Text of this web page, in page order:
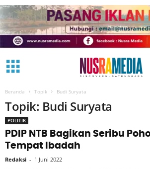
Beranda Topik Budi Suryata
Topik: Budi Suryata
POLITIK
PDIP NTB Bagikan Seribu
Tempat Ibadah
Redaksi - 1 Juni 2022